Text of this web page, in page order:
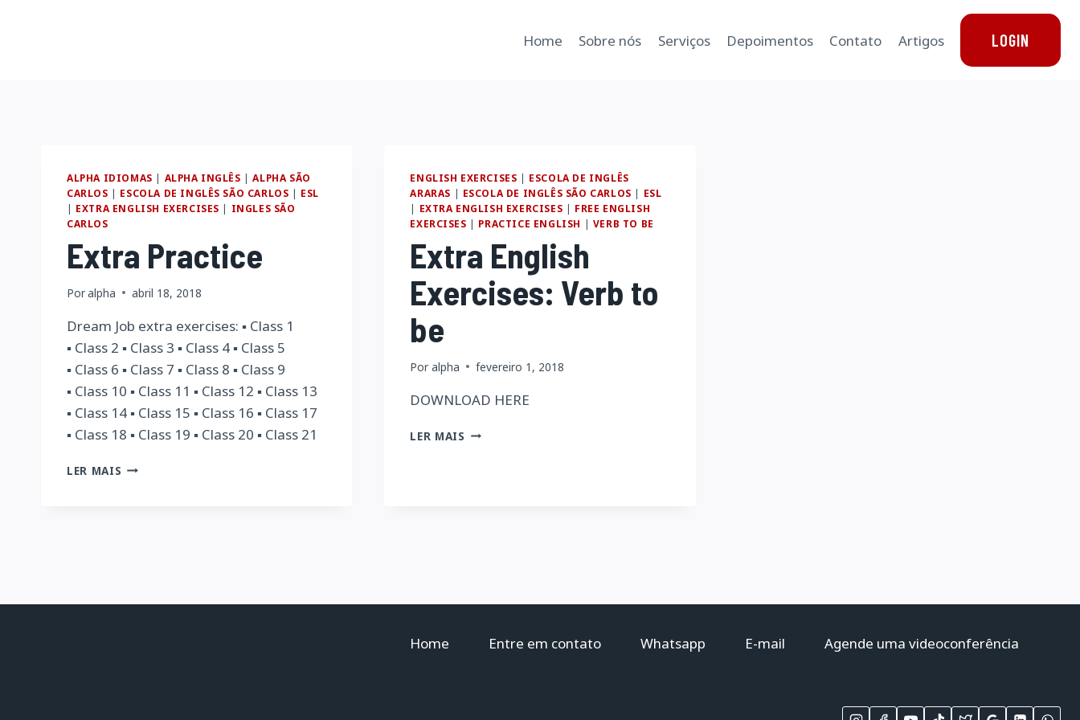
Home Sobre nós Serviços Depoimentos Contato Artigos LOGIN
ALPHA IDIOMAS | ALPHA INGLÊS |ALPHA SÃO
CARLOS | ESCOLA DE INGLÊS SÃO CARLOS | ESL
| EXTRA ENGLISH EXERCISES | INGLES SÃO
CARLOS
Extra Practice
Poralpha abril 18, 2018
Dream Job extra exercises: ▪ Class 1
▪ Class 2 ▪ Class 3 ▪ Class 4 ▪ Class 5
▪ Class 6 ▪ Class 7 ▪ Class 8 ▪ Class 9
▪ Class 10 ▪ Class 11 ▪ Class 12 ▪ Class 13
▪ Class 14 ▪ Class 15 ▪ Class 16 ▪ Class 17
▪ Class 18 ▪ Class 19 ▪ Class 20 ▪ Class 21
LER MAIS EXTRA
ENGLISH EXERCISES | ESCOLA DE INGLÊS
ARARAS | ESCOLA DE INGLÊS SÃO CARLOS | ESL
| EXTRA ENGLISH EXERCISES | FREE ENGLISH
EXERCISES | PRACTICE ENGLISH | VERB TO BE
Extra English
Exercises: Verb to
be
Por alpha fevereiro 1, 2018
DOWNLOAD HERE
LER MAIS EXTRA
Home Entre em contato Whatsapp E-mail Agende uma videoconferência